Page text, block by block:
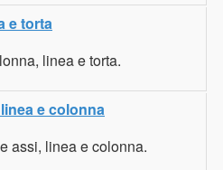
e torta
linea e torta.
e colonna
assi, linea e colonna.